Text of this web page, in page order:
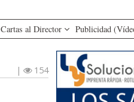
Cartas al Director Publicidad
|
154